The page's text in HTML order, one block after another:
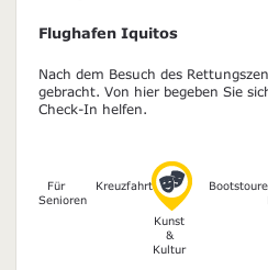
Flughafen Iquitos
Nach dem Besuch des
gebracht. Von hier begeben Sie
Check-In helfen.
Für
Senioren
Kreuzfahrten
Kunst
&
Kultur